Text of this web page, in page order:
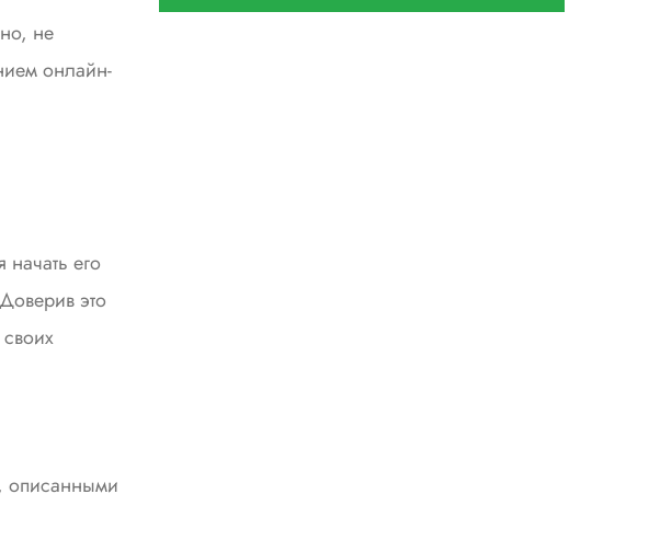
не
онлайн-
его
это
описанными